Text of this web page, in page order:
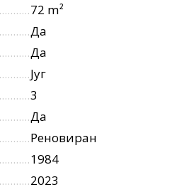
72 m²
Да
Да
Југ
3
Да
Реновиран
1984
2023